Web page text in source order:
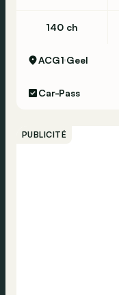
140 ch
ACG1 Geel
Car-Pass
PUBLICITÉ